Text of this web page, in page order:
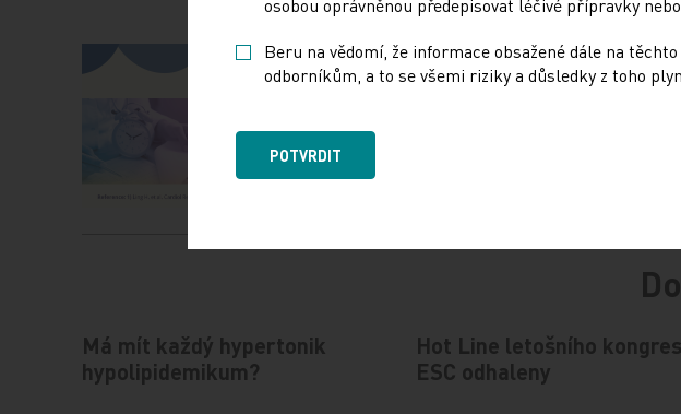
Má mít každý hypertonik
hypolipidemikum?
Hot Line letošního
ESC odhaleny
osobou oprávněnou předepisovat léčivé přípravky
Beru na vědomí, že informace obsažené dále na
odborníkům, a to se všemi riziky a důsledky z toho
POTVRDIT